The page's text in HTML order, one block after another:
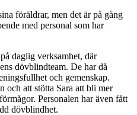
föräldrar, men det är på gång
med personal som har
daglig verksamhet, där
dövblindteam. De har då
och gemenskap.
och att stötta Sara att bli mer
Personalen har även fått
dövblindhet.